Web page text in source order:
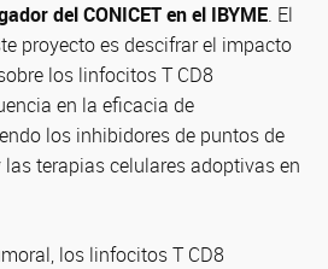
del CONICET en el IBYME. El
proyecto es descifrar el impacto
los linfocitos T CD8
en la eficacia de
los inhibidores de puntos de
terapias celulares adoptivas en
los linfocitos T CD8